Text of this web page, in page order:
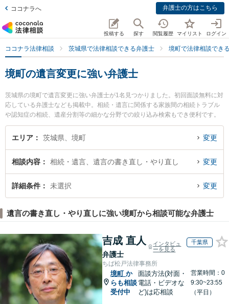
ココナラへ 弁護士の方はこちら
投稿する 探す 閲覧履歴 マイリスト ログイン
ココナラ法律相談 茨城県で法律相談できる弁護士 境町で法律相談でき
境町の遺言変更に強い弁護士
茨城県の境町で遺言変更に強い弁護士が1名見つかりました。初回面談無料に対
応している弁護士なども掲載中。相続・遺言に関係する家族間の相続トラブル
や認知症の相続、遺産分割等の細かな分野での絞り込み検索もでき便利です。
特に関根法律事務所の関根 駿弁護士のプロフィール情報や弁護士費用、強みな
どが注目されています。『境町で土日や夜間に発生した遺言変更のトラブルを
護士に相談予約したい』などでお困りの相談者さんにおすすめです。
エリア 茨城県、境町 変更
相談内容 相続・遺言、遺言の書き直し・やり直し 変更
詳細条件 未選択 変更
遺言の書き直し・やり直しに強い境町から相談可能な弁護士
吉成 直人
弁護士
インタビュ
ーを見る
千葉県
ちば松戸法律事務所
境町 か
らも相談
受付中
面談方法(対面・
電話・ビデオな
ど)は応相談
営業時間：0
9:30~23:55
（平日）